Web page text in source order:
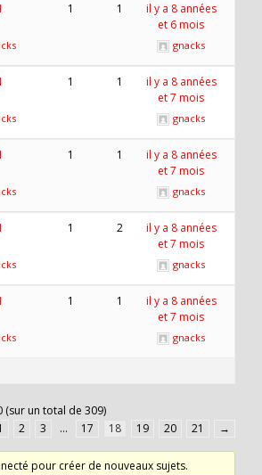
1 1
il y a 8 années
et 6 mois
gnacks
1 1
il y a 8 années
et 7 mois
gnacks
1 1
il y a 8 années
et 7 mois
gnacks
1 2
il y a 8 années
et 7 mois
gnacks
1 1
il y a 8 années
et 7 mois
gnacks
(sur un total de 309)
2 3 … 17 18 19 20 21 →
pour créer de nouveaux sujets.